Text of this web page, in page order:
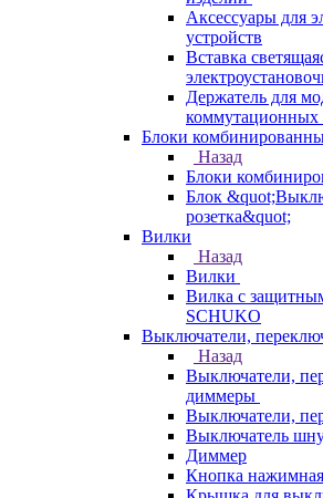
Аксессуары для
устройств
Вставка
Держатель для
коммутационных
Блоки
Назад
Блоки
Блок
розетка&quot;
Вилки
Назад
Вилки
Вилка с
SCHUKO
Выключатели,
Назад
Выключатели,
диммеры
Выключатели,
Выключатель
Диммер
Кнопка нажимная